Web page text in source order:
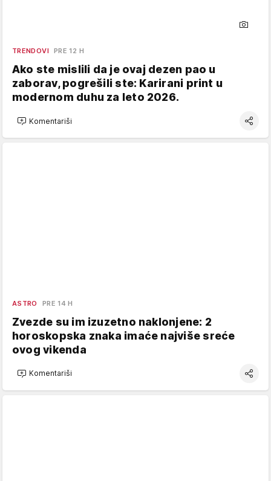
TRENDOVI PRE 12 H
Ako ste mislili da je ovaj dezen pao u
zaborav, pogrešili ste: Karirani print u
modernom duhu za leto 2026.
Komentariši
ASTRO PRE 14 H
Zvezde su im izuzetno naklonjene: 2
horoskopska znaka imaće najviše sreće
ovog vikenda
Komentariši